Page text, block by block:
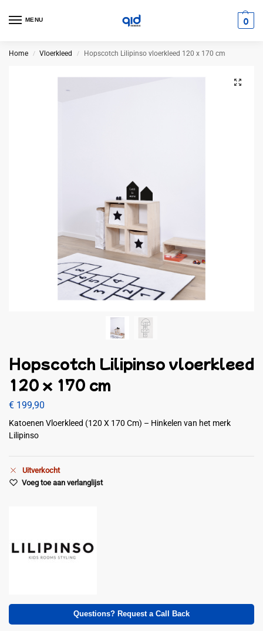
MENU 0
Home / Vloerkleed / Hopscotch Lilipinso vloerkleed 120 x 170 cm
Hopscotch Lilipinso vloerkleed
120 x 170 cm
€ 199,90
Katoenen Vloerkleed (120 X 170 Cm) – Hinkelen van het merk
Lilipinso
Uitverkocht
Voeg toe aan verlanglijst
Questions? Request a Call Back